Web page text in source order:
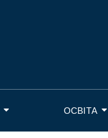
ОСВІТА